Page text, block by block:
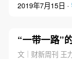
2019年7月15日 ·
“一带一路”
文｜财新周刊 王